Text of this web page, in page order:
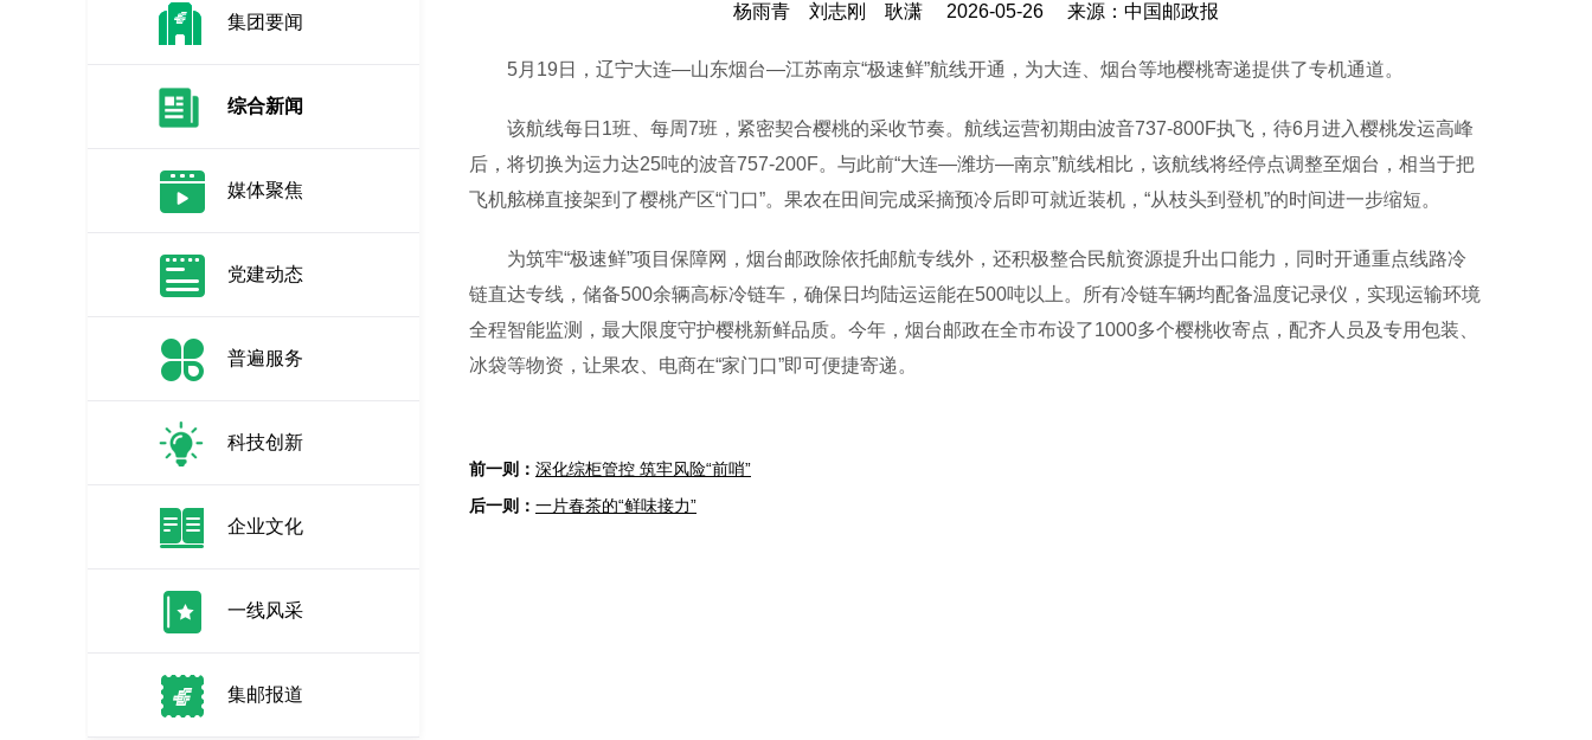
集团要闻
综合新闻
媒体聚焦
党建动态
普遍服务
科技创新
企业文化
一线风采
集邮报道
杨雨青 刘志刚 耿潇 2026-05-26 来源： 中国邮政报
5月19日，辽宁大连—山东烟台—江苏南京“极速鲜”航线开通，为大连、烟台等地樱桃寄递提供了专机通道。
该航线每日1班、每周7班，紧密契合樱桃的采收节奏。航线运营初期由波音737-800F执飞，待6月进入樱桃发运高峰
后，将切换为运力达25吨的波音757-200F。与此前“大连—潍坊—南京”航线相比，该航线将经停点调整至烟台，相当于把
飞机舷梯直接架到了樱桃产区“门口”。果农在田间完成采摘预冷后即可就近装机，“从枝头到登机”的时间进一步缩短。
为筑牢“极速鲜”项目保障网，烟台邮政除依托邮航专线外，还积极整合民航资源提升出口能力，同时开通重点线路冷
链直达专线，储备500余辆高标冷链车，确保日均陆运运能在500吨以上。所有冷链车辆均配备温度记录仪，实现运输环境
全程智能监测，最大限度守护樱桃新鲜品质。今年，烟台邮政在全市布设了1000多个樱桃收寄点，配齐人员及专用包装、
冰袋等物资，让果农、电商在“家门口”即可便捷寄递。
深化综柜管控 筑牢风险“前哨”
一片春茶的“鲜味接力”